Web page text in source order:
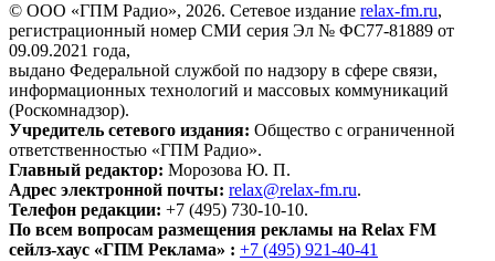
© ООО «ГПМ Радио», 2026. Сетевое издание relax-fm.ru,
регистрационный номер СМИ серия Эл № ФС77-81889 от
09.09.2021 года,
выдано Федеральной службой по надзору в сфере связи,
информационных технологий и массовых коммуникаций
(Роскомнадзор).
Учредитель сетевого издания: Общество с ограниченной
ответственностью «ГПМ Радио».
Главный редактор: Морозова Ю. П.
Адрес электронной почты: relax@relax-fm.ru.
Телефон редакции: +7 (495) 730-10-10.
По всем вопросам размещения рекламы на Relax FM
сейлз-хаус «ГПМ Реклама» : +7 (495) 921-40-41